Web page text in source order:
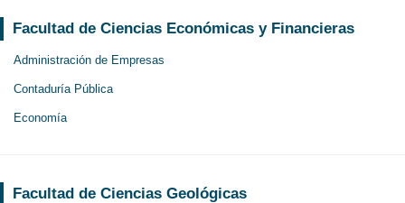
Facultad de Ciencias Económicas y Financieras
Administración de Empresas
Contaduría Pública
Economía
Facultad de Ciencias Geológicas